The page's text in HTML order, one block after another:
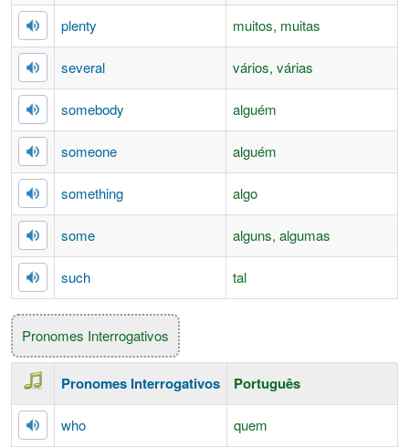
plenty muitos, muitas
several vários, várias
somebody alguém
someone alguém
something algo
some alguns, algumas
such tal
Pronomes Interrogativos
Pronomes Interrogativos Português
who quem